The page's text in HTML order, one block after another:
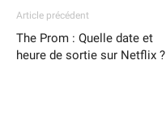
Article précédent
The Prom : Quelle date et
heure de sortie sur Netflix ?